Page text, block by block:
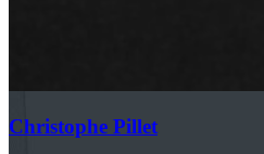
Christophe Pillet